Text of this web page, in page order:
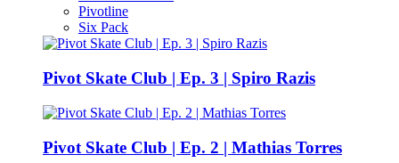
Pivotline
Six Pack
Pivot Skate Club | Ep. 3 | Spiro Razis
Pivot Skate Club | Ep. 2 | Mathias Torres